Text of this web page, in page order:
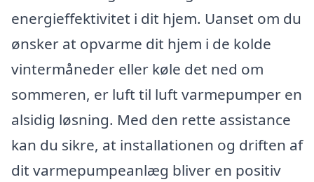
energieffektivitet i dit hjem. Uanset om du
ønsker at opvarme dit hjem i de kolde
vintermåneder eller køle det ned om
sommeren, er luft til luft varmepumper en
alsidig løsning. Med den rette assistance
kan du sikre, at installationen og driften af
dit varmepumpeanlæg bliver en positiv